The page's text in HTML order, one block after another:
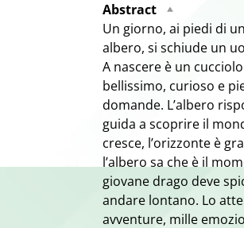
Abstract
Un giorno, ai piedi di
albero, si schiude un
A nascere è un
bellissimo, curioso e
domande. L’albero
guida a scoprire il
cresce, l’orizzonte è
l’albero sa che è il
giovane drago deve
andare lontano. Lo
avventure, mille